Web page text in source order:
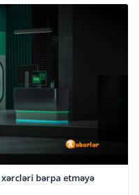
bərpa etməyə